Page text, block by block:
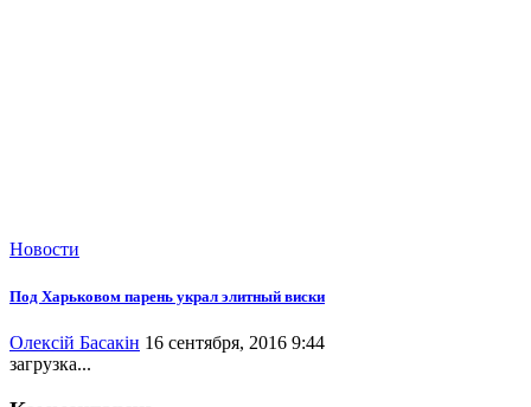
Новости
Под Харьковом парень украл элитный виски
Олексій Басакін 16 сентября, 2016 9:44
загрузка...